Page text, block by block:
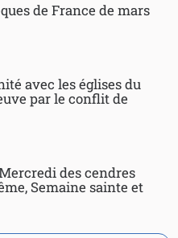
de France de mars
avec les églises du
par le conflit de
des cendres
Semaine sainte et